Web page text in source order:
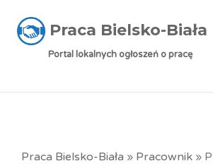
Praca Bielsko-Biała
Portal lokalnych ogłoszeń o pracę
Praca Bielsko-Biała » Pracownik »